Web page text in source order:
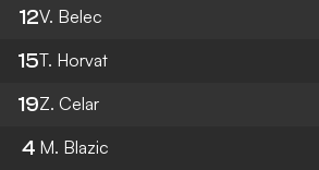
12V. Belec
15T. Horvat
19Z. Celar
4 M. Blazic